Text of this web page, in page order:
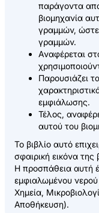
παράγοντα
βιομηχανία
γραμμών, ώστε
γραμμών.
Αναφέρεται
Παρουσιάζει
εμφιάλωσης.
Τέλος,
αυτού του
Το βιβλίο αυτό
σφαιρική εικόνα
Η προσπάθεια αυτή
εμφιαλωμένου
Χημεία,
Αποθήκευση).